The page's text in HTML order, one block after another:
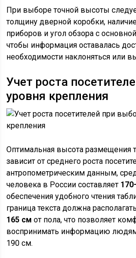
При выборе точной высоты
толщину дверной коробки,
приборов и угол обзора с
чтобы информация оставалась
необходимости наклоняться или
Учет роста
уровня крепления
Оптимальная высота размещения
зависит от среднего роста
антропометрическим данным,
человека в России составляет
обеспечения удобного чтения
граница текста должна
165 см от пола, что позволяет
воспринимать информацию
190 см.